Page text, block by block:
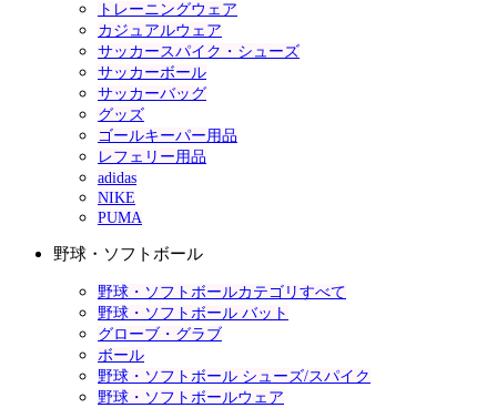
トレーニングウェア
カジュアルウェア
サッカースパイク・シューズ
サッカーボール
サッカーバッグ
グッズ
ゴールキーパー用品
レフェリー用品
adidas
NIKE
PUMA
野球・ソフトボール
野球・ソフトボールカテゴリすべて
野球・ソフトボール バット
グローブ・グラブ
ボール
野球・ソフトボール シューズ/スパイク
野球・ソフトボールウェア